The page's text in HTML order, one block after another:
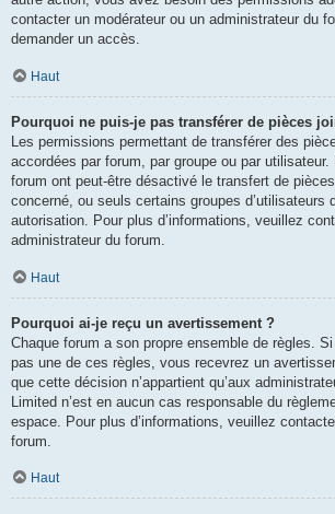
contacter un modérateur ou un administrateur du
demander un accès.
Haut
Pourquoi ne puis-je pas transférer de pièces
Les permissions permettant de transférer des
accordées par forum, par groupe ou par
forum ont peut-être désactivé le transfert de
concerné, ou seuls certains groupes d’utilisateurs
autorisation. Pour plus d’informations, veuillez
administrateur du forum.
Haut
Pourquoi ai-je reçu un avertissement ?
Chaque forum a son propre ensemble de règles.
pas une de ces règles, vous recevrez un
que cette décision n’appartient qu’aux
Limited n’est en aucun cas responsable du
espace. Pour plus d’informations, veuillez
forum.
Haut